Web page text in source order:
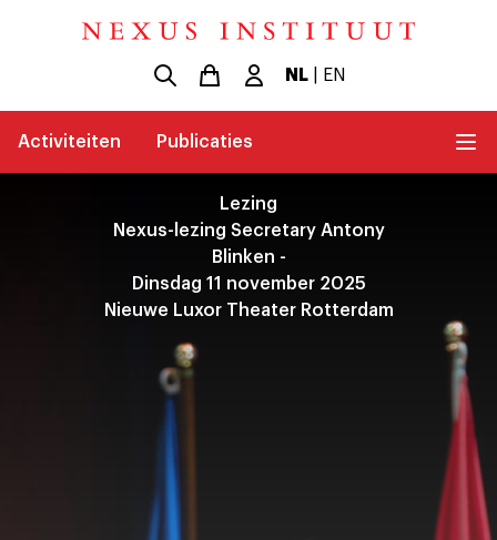
NL| EN
Activiteiten Publicaties
Lezing
Nexus-lezing Secretary Antony
Blinken -
Dinsdag 11 november 2025
Nieuwe Luxor Theater Rotterdam